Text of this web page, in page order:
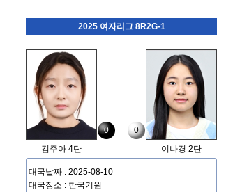
2025 여자리그 8R2G-1
0
0
김주아 4단
이나경 2단
대국날짜 : 2025-08-10
대국장소 : 한국기원